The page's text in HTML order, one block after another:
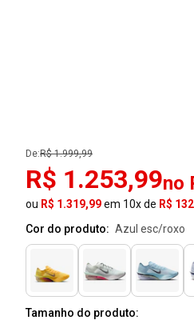
De:R$ 1.999,99
R$ 1.253,99no
ou R$ 1.319,99em 10x de R$
Cor do produto:
azul esc/roxo
Tamanho do produto: